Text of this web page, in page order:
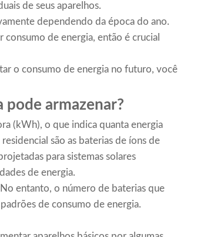
de seus aparelhos.
dependendo da época do ano.
de energia, então é crucial
o consumo de energia no futuro, você
pode armazenar?
(kWh), o que indica quanta energia
são as baterias de íons de
para sistemas solares
de energia.
entanto, o número de baterias que
de consumo de energia.